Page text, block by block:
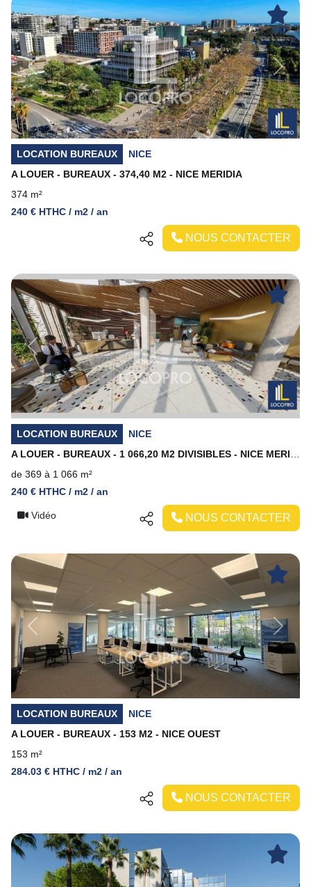
Previous Next
LOCATION BUREAUX
NICE
A LOUER - BUREAUX - 374,40 M2 - NICE MERIDIA
374 m²
240 € HTHC / m2 / an
NOUS CONTACTER
Previous Next
LOCATION BUREAUX
NICE
de 369 à 1 066 m²
240 € HTHC / m2 / an
Vidéo NOUS CONTACTER
Previous Next
LOCATION BUREAUX
NICE
A LOUER - BUREAUX - 153 M2 - NICE OUEST
153 m²
284.03 € HTHC / m2 / an
NOUS CONTACTER